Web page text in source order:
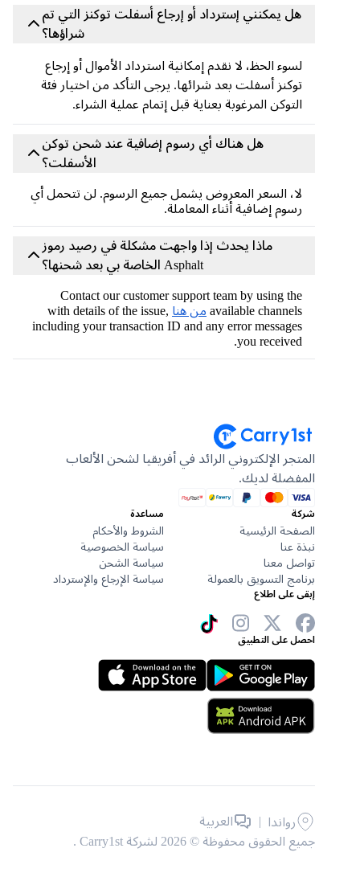
هل يمكنني إسترداد أو إرجاع أسفلت توكنز التي تم
شراؤها؟
لسوء الحظ، لا نقدم إمكانية استرداد الأموال أو إرجاع
توكنز أسفلت بعد شرائها. يرجى التأكد من اختيار فئة
التوكن المرغوبة بعناية قبل إتمام عملية الشراء.
هل هناك أي رسوم إضافية عند شحن توكن
الأسفلت؟
لا، السعر المعروض يشمل جميع الرسوم. لن تتحمل أي
رسوم إضافية أثناء المعاملة.
ماذا يحدث إذا واجهت مشكلة في رصيد رموز
Asphalt الخاصة بي بعد شحنها؟
Contact our customer support team by using the
available channels من هنا with details of the issue,
including your transaction ID and any error messages
you received.
المتجر الإلكتروني الرائد في أفريقيا لشحن الألعاب
المفضلة لديك.
الصفحة الرئيسية
نبذة عنا
تواصل معنا
برنامج التسويق بالعمولة
مساعدة
الشروط والأحكام
سياسة الخصوصية
سياسة الشحن
سياسة الإرجاع والإسترداد
إبقى على اطلاع
احصل على التطبيق
جميع الحقوق محفوظة © 2026 لشركة Carry1st .
رواندا العربية